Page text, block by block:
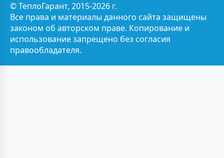
© ТеплоГарант, 2015-2026 г.
Все права и материалы данного сайта защищены
законом об авторском праве. Копирование и
использование запрещено без согласия
правообладателя.